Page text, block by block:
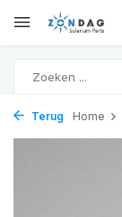
Terug Home